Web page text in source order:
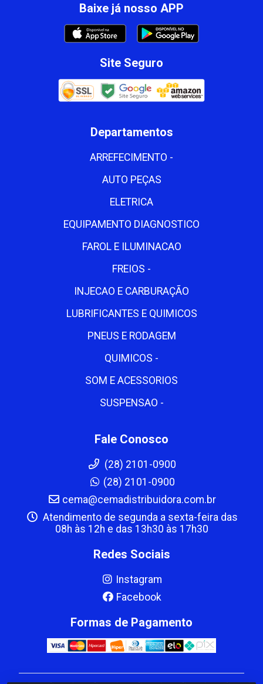
Baixe já nosso APP
Site Seguro
Departamentos
ARREFECIMENTO -
AUTO PEÇAS
ELETRICA
EQUIPAMENTO DIAGNOSTICO
FAROL E ILUMINACAO
FREIOS -
INJECAO E CARBURAÇÃO
LUBRIFICANTES E QUIMICOS
PNEUS E RODAGEM
QUIMICOS -
SOM E ACESSORIOS
SUSPENSAO -
Fale Conosco
(28) 2101-0900
(28) 2101-0900
cema@cemadistribuidora.com.br
Atendimento de segunda a sexta-feira das
08h às 12h e das 13h30 às 17h30
Redes Sociais
Instagram
Facebook
Formas de Pagamento